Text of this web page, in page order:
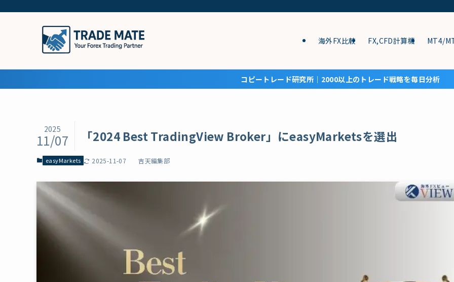
海外FX比較 FX,CFD計算機 MT4/
コピートレード研究所│2000以上のトレード戦略を毎日分析
「2024 Best TradingView Broker」にeasyMarketsを選出
2025
11/07
easyMarkets 2025-11-07 吉天編集部